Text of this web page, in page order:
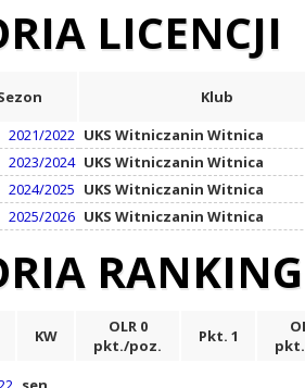
LICENCJI
Klub
2021/2022 UKS Witniczanin Witnica
2023/2024 UKS Witniczanin Witnica
2024/2025 UKS Witniczanin Witnica
2025/2026 UKS Witniczanin Witnica
KW
OLR 0
pkt./poz.
Pkt. 1